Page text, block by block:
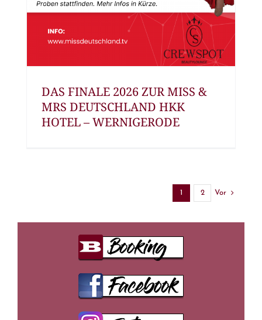
DAS FINALE 2026 ZUR MISS &
MRS DEUTSCHLAND HKK
HOTEL – WERNIGERODE
1 2 Vor